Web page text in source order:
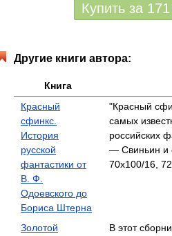
Купить за 171
Другие книги автора:
Книга
Красный
сфинкс.
История
русской
фантастики от
В. Ф.
Одоевского до
Бориса Штерна
"Красный
самых
российских
— Свиньин и
70x100/16,
Золотой
В этот